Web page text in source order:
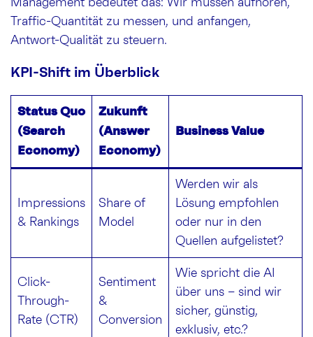
Management bedeutet das: Wir müssen aufhören,
Traffic-Quantität zu messen, und anfangen,
Antwort-Qualität zu steuern.
KPI-Shift im Überblick
Status Quo
(Search
Economy)
Zukunft
(Answer
Economy)
Business Value
Impressions
& Rankings
Share of
Model
Werden wir als
Lösung empfohlen
oder nur in den
Quellen aufgelistet?
Click-
Through-
Rate (CTR)
Sentiment
&
Conversion
Wie spricht die AI
über uns – sind wir
sicher, günstig,
exklusiv, etc.?